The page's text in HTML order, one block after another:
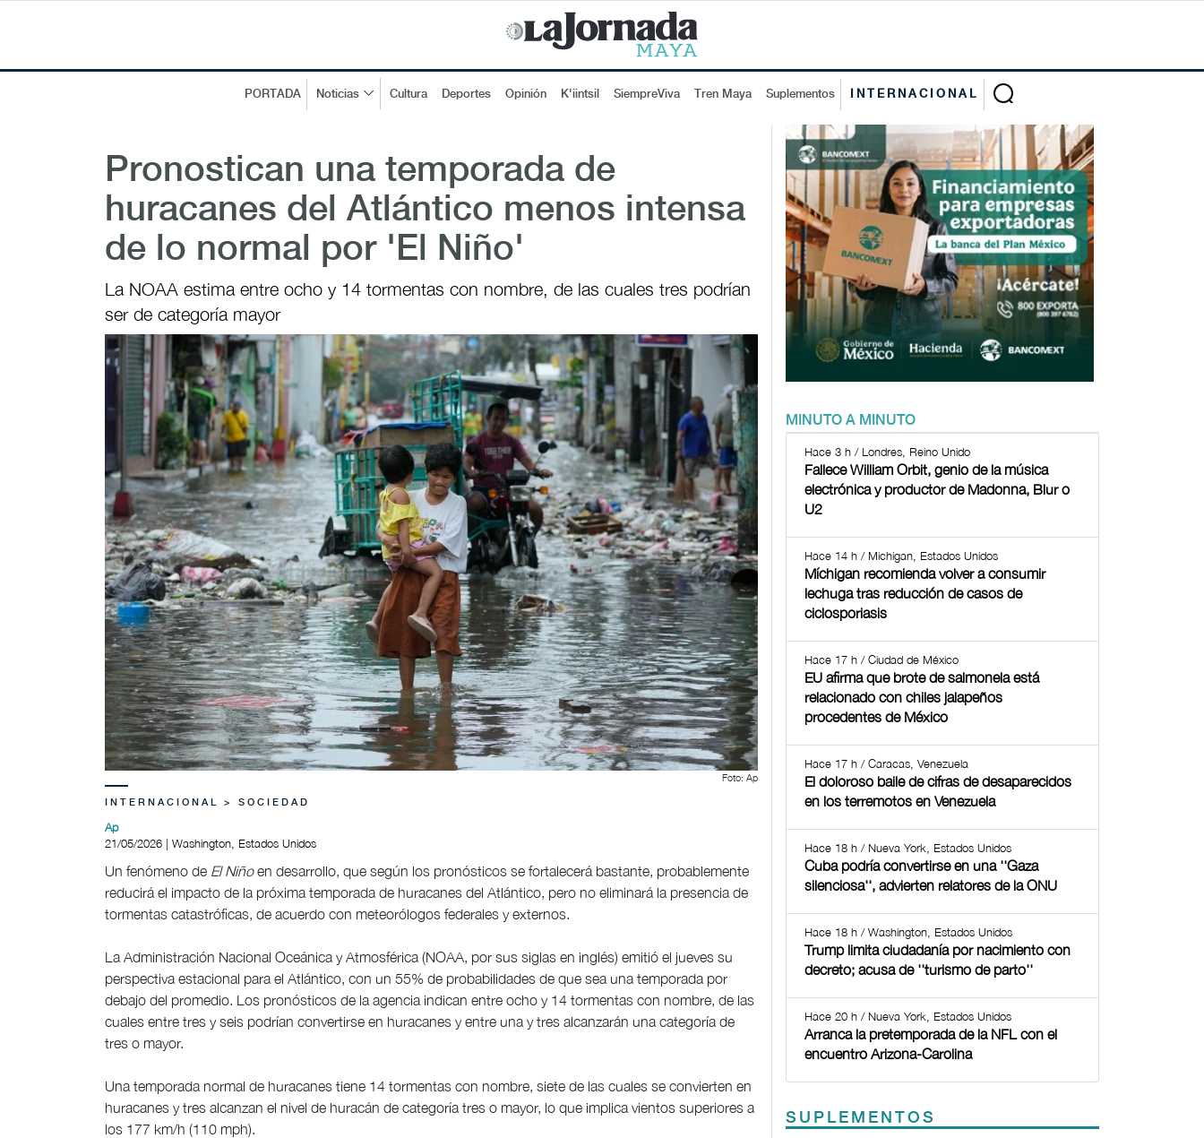
PORTADA Noticias Cultura Deportes Opinión K'iintsil SiempreViva Tren Maya Suplementos INTERNACIONAL
Pronostican una temporada de
huracanes del Atlántico menos intensa
de lo normal por 'El Niño'
La NOAA estima entre ocho y 14 tormentas con nombre, de las cuales tres podrían
ser de categoría mayor
Foto: Ap
INTERNACIONAL > SOCIEDAD
Ap
21/05/2026 | Washington, Estados Unidos
Un fenómeno de El Niñoen desarrollo, que según los pronósticos se fortalecerá bastante, probablemente
reducirá el impacto de la próxima temporada de huracanes del Atlántico, pero no eliminará la presencia de
tormentas catastróficas, de acuerdo con meteorólogos federales y externos.
La Administración Nacional Oceánica y Atmosférica (NOAA, por sus siglas en inglés) emitió el jueves su
perspectiva estacional para el Atlántico, con un 55% de probabilidades de que sea una temporada por
debajo del promedio. Los pronósticos de la agencia indican entre ocho y 14 tormentas con nombre, de las
cuales entre tres y seis podrían convertirse en huracanes y entre una y tres alcanzarán una categoría de
tres o mayor.
Una temporada normal de huracanes tiene 14 tormentas con nombre, siete de las cuales se convierten en
huracanes y tres alcanzan el nivel de huracán de categoría tres o mayor, lo que implica vientos superiores a
los 177 km/h (110 mph).
MINUTO A MINUTO
Hace 3 h / Londres, Reino Unido
Fallece William Orbit, genio de la música
electrónica y productor de Madonna, Blur o
U2
Hace 14 h / Michigan, Estados Unidos
Míchigan recomienda volver a consumir
lechuga tras reducción de casos de
ciclosporiasis
Hace 17 h / Ciudad de México
EU afirma que brote de salmonela está
relacionado con chiles jalapeños
procedentes de México
Hace 17 h / Caracas, Venezuela
El doloroso baile de cifras de desaparecidos
en los terremotos en Venezuela
Hace 18 h / Nueva York, Estados Unidos
Cuba podría convertirse en una ''Gaza
silenciosa'', advierten relatores de la ONU
Hace 18 h / Washington, Estados Unidos
Trump limita ciudadanía por nacimiento con
decreto; acusa de ''turismo de parto''
Hace 20 h / Nueva York, Estados Unidos
Arranca la pretemporada de la NFL con el
encuentro Arizona-Carolina
SUPLEMENTOS